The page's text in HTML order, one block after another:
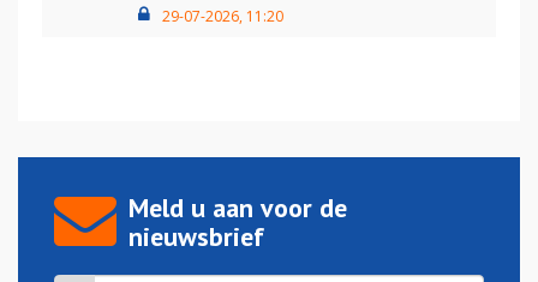
29-07-2026, 11:20
Meld u aan voor de
nieuwsbrief